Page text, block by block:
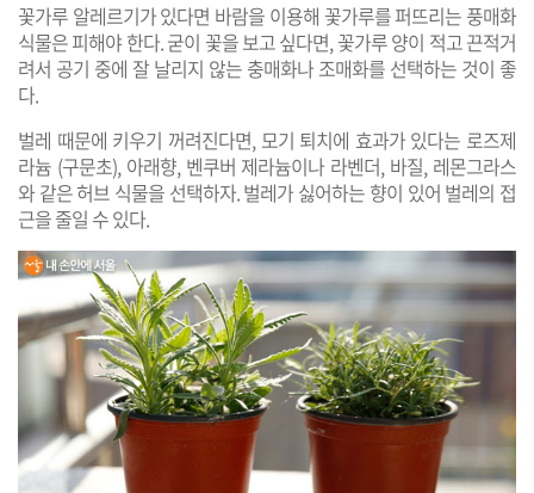
꽃가루 알레르기가 있다면 바람을 이용해 꽃가루를 퍼뜨리는 풍매화
식물은 피해야 한다. 굳이 꽃을 보고 싶다면, 꽃가루 양이 적고 끈적거
려서 공기 중에 잘 날리지 않는 충매화나 조매화를 선택하는 것이 좋
다.
벌레 때문에 키우기 꺼려진다면, 모기 퇴치에 효과가 있다는 로즈제
라늄 (구문초), 아래향, 벤쿠버 제라늄이나 라벤더, 바질, 레몬그라스
와 같은 허브 식물을 선택하자. 벌레가 싫어하는 향이 있어 벌레의 접
근을 줄일 수 있다.